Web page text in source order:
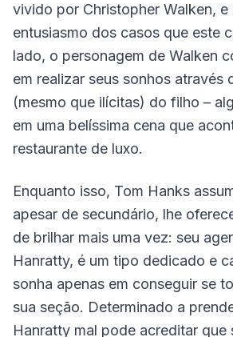
vivido por Christopher Walken, e
entusiasmo dos casos que este
lado, o personagem de Walken
em realizar seus sonhos através
(mesmo que ilícitas) do filho –
em uma belíssima cena que
restaurante de luxo.
Enquanto isso, Tom Hanks
apesar de secundário, lhe
de brilhar mais uma vez: seu
Hanratty, é um tipo dedicado e
sonha apenas em conseguir se
sua seção. Determinado a
Hanratty mal pode acreditar que